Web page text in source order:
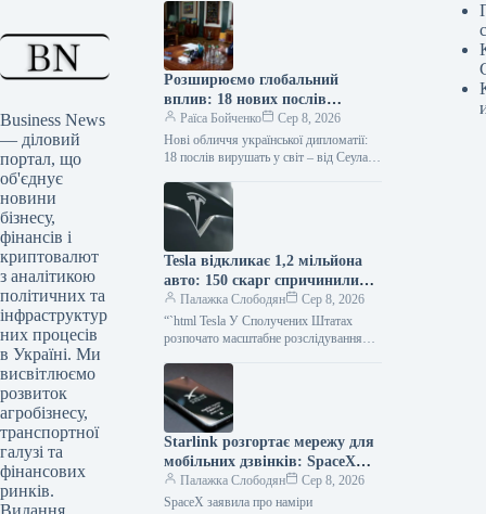
Business News
— діловий
портал, що
об'єднує
новини
бізнесу,
фінансів і
криптовалют
з аналітикою
політичних та
інфраструктур
них процесів
в Україні. Ми
висвітлюємо
розвиток
агробізнесу,
транспортної
галузі та
фінансових
ринків.
Видання
Розширюємо глобальний
вплив: 18 нових послів
України призначені до країн
Азії та Африки
Раїса Бойченко
Сер 8, 2026
Нові обличчя української дипломатії:
18 послів вирушать у світ – від Сеула
Зеленський Підпишіться на…
Tesla відкликає 1,2 мільйона
авто: 150 скарг спричинили
масштабне оновлення
Палажка Слободян
Сер 8, 2026
“`html Tesla У Сполучених Штатах
розпочато масштабне розслідування
звернення власників стосовно
несправностей передньої підвіски.
Starlink розгортає мережу для
мобільних дзвінків: SpaceX
робить прорив
Палажка Слободян
Сер 8, 2026
SpaceX заявила про наміри